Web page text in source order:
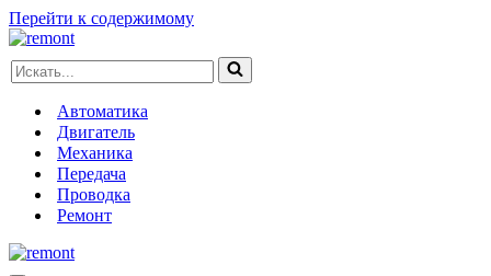
Перейти к содержимому
Искать...
Автоматика
Двигатель
Механика
Передача
Проводка
Ремонт